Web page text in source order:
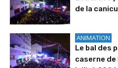
de la
ANIMATION
Le bal des
caserne de